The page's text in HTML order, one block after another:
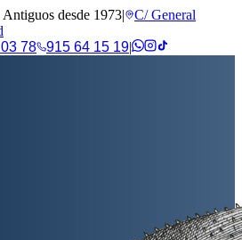
desde 1973|
C/ General
78 915 64 15 19|